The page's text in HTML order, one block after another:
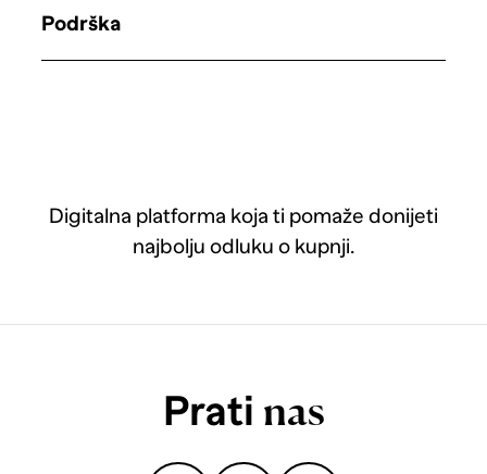
Digitalna platforma koja ti pomaže donijeti
najbolju odluku o kupnji.
Podrška
Prati nas